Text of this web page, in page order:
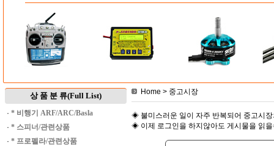
상 품 분 류(Full List)
· * 비행기 ARF/ARC/Basla
· * 스피너/관련상품
· * 프로펠라/관련상품
Home > 중고시장
◈ 불미스러운 일이 자주 반복되어 중고시
◈ 이제 로그인을 하지않아도 게시물을 읽